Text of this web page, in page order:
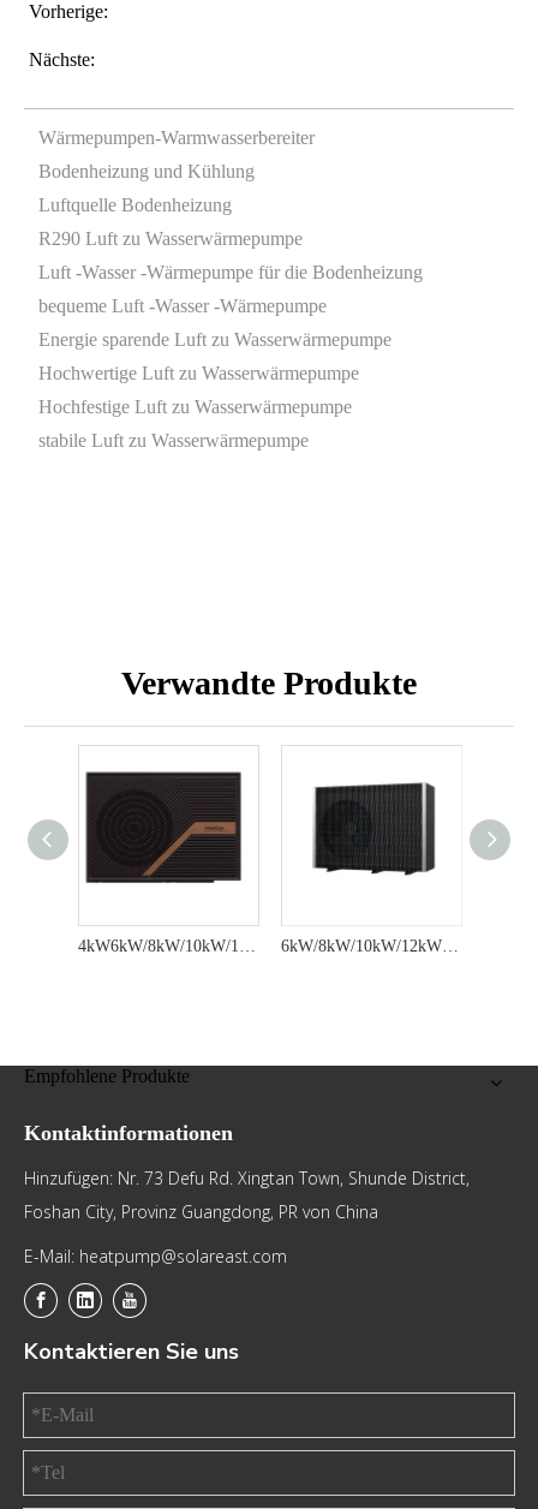
Vorherige:
Nächste:
Wärmepumpen-Warmwasserbereiter
Bodenheizung und Kühlung
Luftquelle Bodenheizung
R290 Luft zu Wasserwärmepumpe
Luft -Wasser -Wärmepumpe für die Bodenheizung
bequeme Luft -Wasser -Wärmepumpe
Energie sparende Luft zu Wasserwärmepumpe
Hochwertige Luft zu Wasserwärmepumpe
Hochfestige Luft zu Wasserwärmepumpe
stabile Luft zu Wasserwärmepumpe
Verwandte Produkte
4kW6kW/8kW/10kW/12kW/15kW/18kW A+++ Monoblock-Wärmepumpe für Heizung, Kühlung und Warmwasser – Plus-Serie 6kW/8kW/10kW/12kW16kW A+++ 30dB(A) Monoblock-Wärmepumpe für Heizung, Kühlung und Warmwasser – Ultra-Serie
Empfohlene Produkte
Kontaktinformationen
Hinzufügen: Nr. 73 Defu Rd. Xingtan Town, Shunde District,
Foshan City, Provinz Guangdong, PR von China
E-Mail: heatpump@solareast.com
Kontaktieren Sie uns